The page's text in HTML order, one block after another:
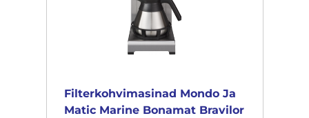
Filterkohvimasinad Mondo Ja
Matic Marine Bonamat Bravilor